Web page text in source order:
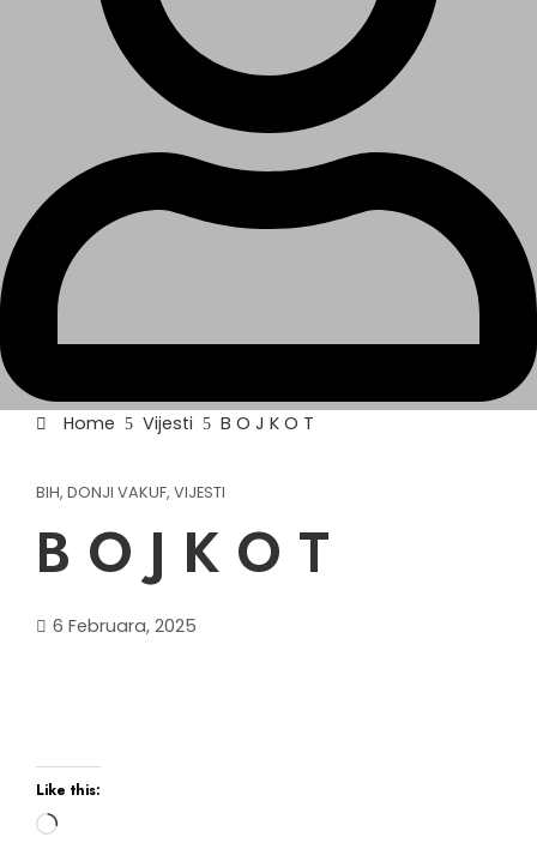
Home Vijesti B O J K O T
BIH, DONJI VAKUF, VIJESTI
B O J K O T
6 Februara, 2025
Like this:
Loading…